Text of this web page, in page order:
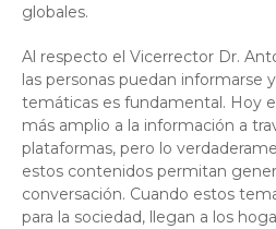
globales.
Al respecto el Vicerrector Dr.
las personas puedan informarse
temáticas es fundamental. Hoy
más amplio a la información a
plataformas, pero lo
estos contenidos permitan
conversación. Cuando estos
para la sociedad, llegan a los